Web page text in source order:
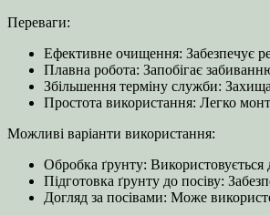
Переваги:
Ефективне очищення: Забезпечує
Плавна робота: Запобігає
Збільшення терміну служби:
Простота використання: Легко
Можливі варіанти використання:
Обробка ґрунту:
Підготовка ґрунту до посіву:
Догляд за посівами: Може